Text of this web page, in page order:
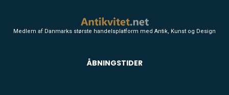
Medlem af Danmarks største handelsplatform med Antik, Kunst og Design
ÅBNINGSTIDER